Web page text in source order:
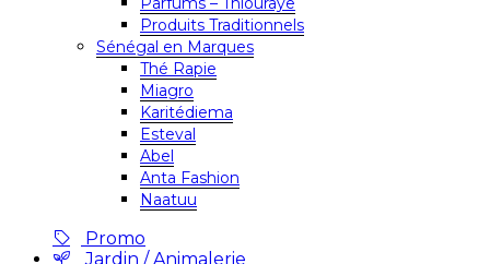
Produits Traditionnels
Sénégal en Marques
Thé Rapie
Miagro
Karitédiema
Esteval
Abel
Anta Fashion
Naatuu
Promo
Jardin / Animalerie